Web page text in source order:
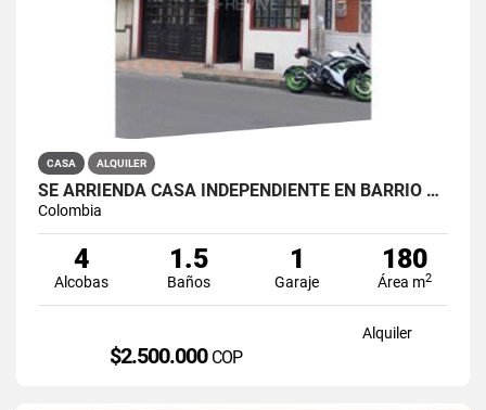
CASA ALQUILER
SE ARRIENDA CASA INDEPENDIENTE EN BARRIO QUIROGA SUR
Colombia
4
Alcobas
1.5
Baños
1
Garaje
180
Área m2
Alquiler
$2.500.000 COP